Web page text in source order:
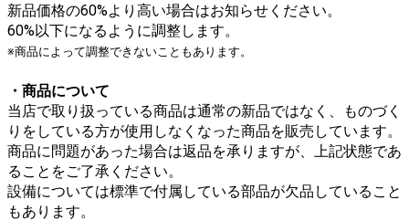
新品価格の60%より高い場合はお知らせください。
60%以下になるように調整します。
※商品によって調整できないこともあります。
・商品について
当店で取り扱っている商品は通常の新品ではなく、ものづく
りをしている方が使用しなくなった商品を販売しています。
商品に問題があった場合は返品を承りますが、上記状態であ
ることをご了承ください。
設備については標準で付属している部品が欠品していること
もあります。